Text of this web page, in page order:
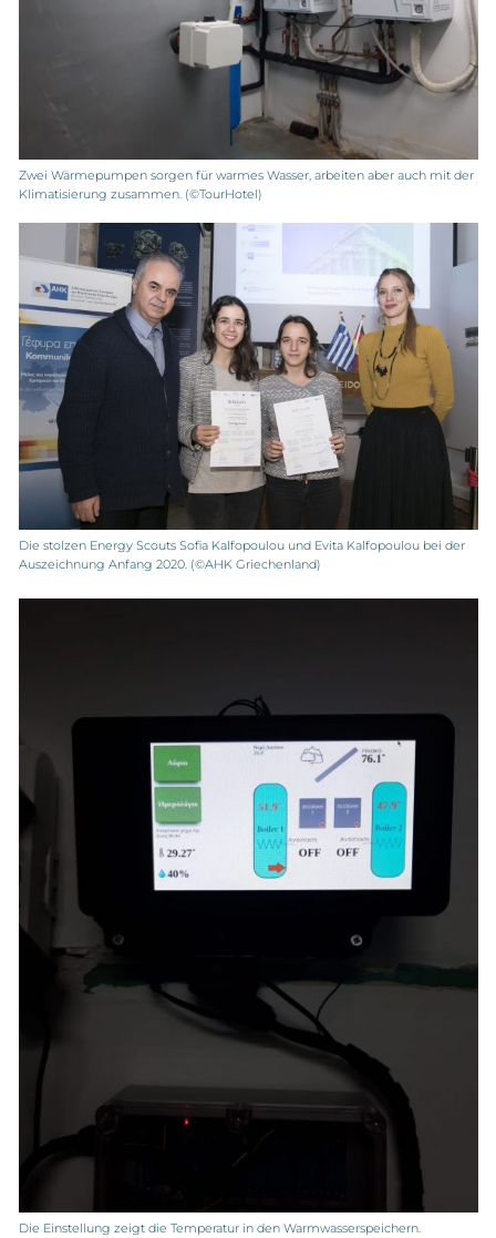
Zwei Wärmepumpen sorgen für warmes Wasser, arbeiten aber auch mit der
Klimatisierung zusammen. (©TourHotel)
Die stolzen Energy Scouts Sofia Kalfopoulou und Evita Kalfopoulou bei der
Auszeichnung Anfang 2020. (©AHK Griechenland)
Die Einstellung zeigt die Temperatur in den Warmwasserspeichern.